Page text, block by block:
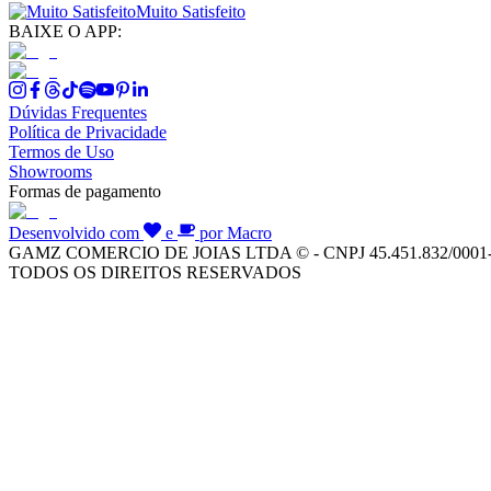
Muito Satisfeito
BAIXE O APP:
Dúvidas Frequentes
Política de Privacidade
Termos de Uso
Showrooms
Formas de pagamento
Desenvolvido com e
por Macro
GAMZ COMERCIO DE JOIAS LTDA © - CNPJ 45.451.832/
TODOS OS DIREITOS RESERVADOS